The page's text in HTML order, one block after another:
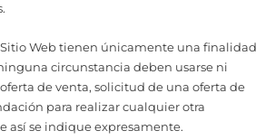
Web tienen únicamente una finalidad
circunstancia deben usarse ni
de venta, solicitud de una oferta de
para realizar cualquier otra
así se indique expresamente.